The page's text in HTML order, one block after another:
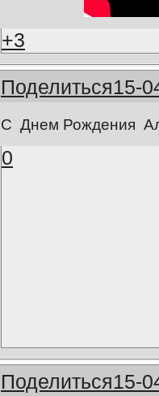
+3
Поделиться15-
С Днем Рождения
0
Поделиться15-